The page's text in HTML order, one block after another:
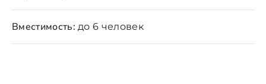
Вместимость: до 6 человек